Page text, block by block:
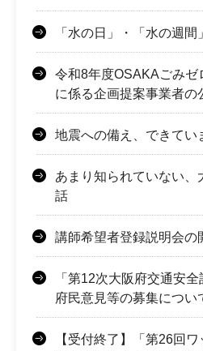
「水の日」・「水の週
令和8年度OSAKAごみゼ
に係る企画提案事業者の
地震への備え、できてい
あまり知られていない、
話
講師希望者登録説明会の
「第12次大阪府交通安
府民意見等の募集につい
【受付終了】「第26回